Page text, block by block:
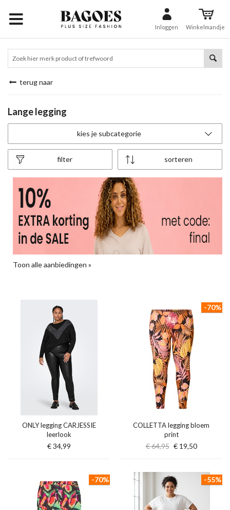
Inloggen Winkelmandje
terug naar
Lange legging
kies je subcategorie
sorteren
filter
Toon alle aanbiedingen »
ONLY legging CARJESSIE
leerlook
€ 34,99
COLLETTA legging bloem
print
€ 64,95 € 19,50
-70%
-70% -55%